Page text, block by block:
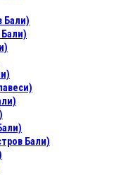
Бали)
Бали)